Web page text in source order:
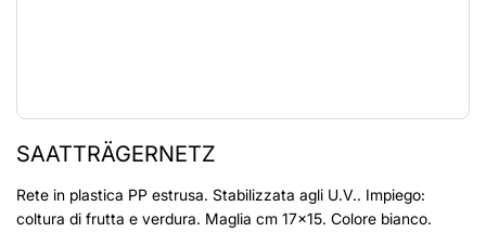
SAATTRÄGERNETZ
Rete in plastica PP estrusa. Stabilizzata agli U.V.. Impiego:
coltura di frutta e verdura. Maglia cm 17x15. Colore bianco.